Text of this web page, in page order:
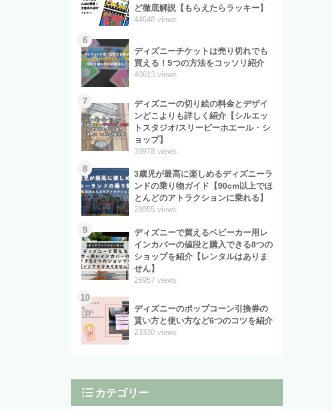
ど徹底解説【もらえたらラッキー】
44648 views
6
ディズニーチケットは売り切れでも
買える！5つの方法をコッソリ紹介
40613 views
7
ディズニーの切り絵の料金とデザイ
ンどこよりも詳しく紹介【シルエッ
トスタジオ/スリーピーホエール・シ
ョップ】
39978 views
8
3歳児が最高に楽しめるディズニーラ
ンドの乗り物ガイド【90cm以上でほ
とんどのアトラクションに乗れる】
29955 views
9
ディズニーで買えるベビーカー用レ
インカバーの値段と購入できる8つの
ショップを紹介【レンタルはありま
せん】
26957 views
10
ディズニーのポップコーン引換券の
貰い方と使い方など6つのコツを紹介
23330 views
カテゴリー